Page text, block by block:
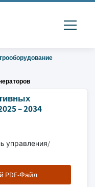
– 2034
управления/
PDF-Файл